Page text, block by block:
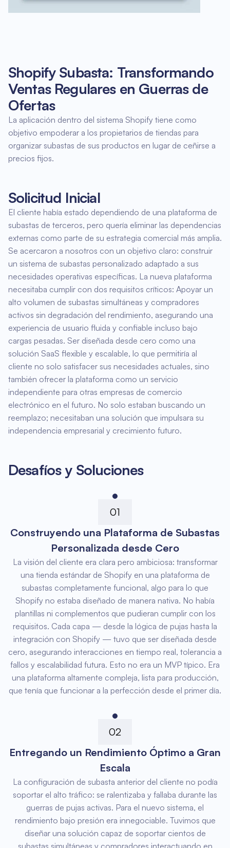
Shopify Subasta: Transformando
Ventas Regulares en Guerras de
Ofertas
La aplicación dentro del sistema Shopify tiene como
objetivo empoderar a los propietarios de tiendas para
organizar subastas de sus productos en lugar de ceñirse a
precios fijos.
Solicitud Inicial
El cliente había estado dependiendo de una plataforma de
subastas de terceros, pero quería eliminar las dependencias
externas como parte de su estrategia comercial más amplia.
Se acercaron a nosotros con un objetivo claro: construir
un sistema de subastas personalizado adaptado a sus
necesidades operativas específicas. La nueva plataforma
necesitaba cumplir con dos requisitos críticos: Apoyar un
alto volumen de subastas simultáneas y compradores
activos sin degradación del rendimiento, asegurando una
experiencia de usuario fluida y confiable incluso bajo
cargas pesadas. Ser diseñada desde cero como una
solución SaaS flexible y escalable, lo que permitiría al
cliente no solo satisfacer sus necesidades actuales, sino
también ofrecer la plataforma como un servicio
independiente para otras empresas de comercio
electrónico en el futuro. No solo estaban buscando un
reemplazo; necesitaban una solución que impulsara su
independencia empresarial y crecimiento futuro.
Desafíos y Soluciones
01
Construyendo una Plataforma de Subastas
Personalizada desde Cero
La visión del cliente era clara pero ambiciosa: transformar
una tienda estándar de Shopify en una plataforma de
subastas completamente funcional, algo para lo que
Shopify no estaba diseñado de manera nativa. No había
plantillas ni complementos que pudieran cumplir con los
requisitos. Cada capa — desde la lógica de pujas hasta la
integración con Shopify — tuvo que ser diseñada desde
cero, asegurando interacciones en tiempo real, tolerancia a
fallos y escalabilidad futura. Esto no era un MVP típico. Era
una plataforma altamente compleja, lista para producción,
que tenía que funcionar a la perfección desde el primer día.
02
Entregando un Rendimiento Óptimo a Gran
Escala
La configuración de subasta anterior del cliente no podía
soportar el alto tráfico: se ralentizaba y fallaba durante las
guerras de pujas activas. Para el nuevo sistema, el
rendimiento bajo presión era innegociable. Tuvimos que
diseñar una solución capaz de soportar cientos de
subastas simultáneas y compradores interactuando en